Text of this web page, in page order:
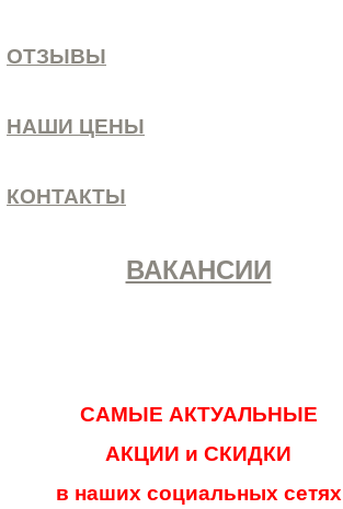
ОТЗЫВЫ
НАШИ ЦЕНЫ
КОНТАКТЫ
ВАКАНСИИ
САМЫЕ АКТУАЛЬНЫЕ
АКЦИИ и СКИДКИ
в наших социальных сетях